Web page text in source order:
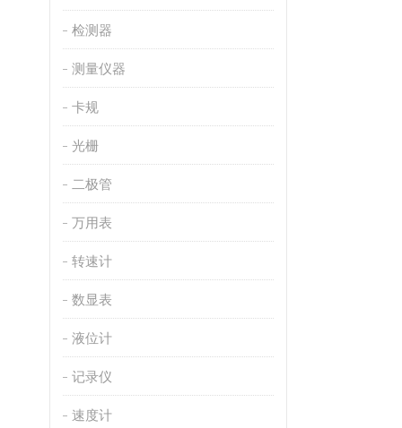
检测器
测量仪器
卡规
光栅
二极管
万用表
转速计
数显表
液位计
记录仪
速度计